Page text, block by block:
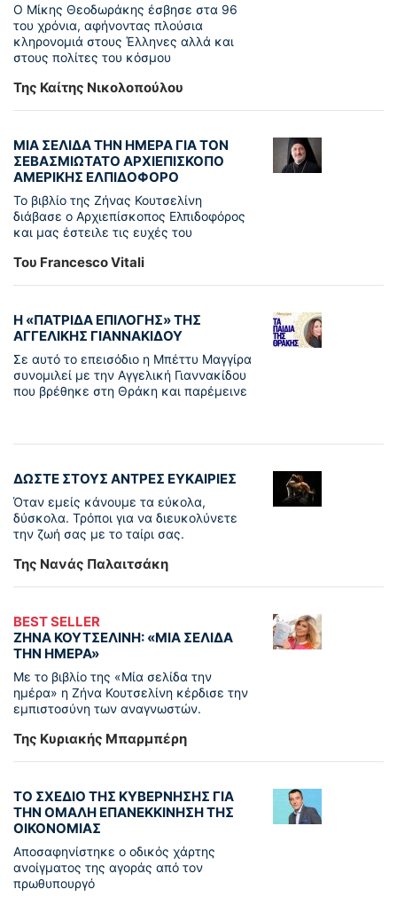
Ο Μίκης Θεοδωράκης έσβησε στα 96
του χρόνια, αφήνοντας πλούσια
κληρονομιά στους Έλληνες αλλά και
στους πολίτες του κόσμου
Της Καίτης Νικολοπούλου
ΜΙΑ ΣΕΛΙΔΑ ΤΗΝ ΗΜΕΡΑ ΓΙΑ ΤΟΝ
ΣΕΒΑΣΜΙΩΤΑΤΟ ΑΡΧΙΕΠΙΣΚΟΠΟ
ΑΜΕΡΙΚΗΣ ΕΛΠΙΔΟΦΟΡΟ
Το βιβλίο της Ζήνας Κουτσελίνη
διάβασε ο Αρχιεπίσκοπος Ελπιδοφόρος
και μας έστειλε τις ευχές του
Του Francesco Vitali
Η «ΠΑΤΡΊΔΑ ΕΠΙΛΟΓΉΣ» ΤΗΣ
ΑΓΓΕΛΙΚΉΣ ΓΙΑΝΝΑΚΊΔΟΥ
Σε αυτό το επεισόδιο η Μπέττυ Μαγγίρα
συνομιλεί με την Αγγελική Γιαννακίδου
που βρέθηκε στη Θράκη και παρέμεινε
ΔΩΣΤΕ ΣΤΟΥΣ ΑΝΤΡΕΣ ΕΥΚΑΙΡΙΕΣ
Όταν εμείς κάνουμε τα εύκολα,
δύσκολα. Τρόποι για να διευκολύνετε
την ζωή σας με το ταίρι σας.
Της Νανάς Παλαιτσάκη
BEST SELLER
ΖΗΝΑ ΚΟΥΤΣΕΛΙΝΗ: «ΜΙΑ ΣΕΛΙΔΑ
ΤΗΝ ΗΜΕΡΑ»
Με το βιβλίο της «Μία σελίδα την
ημέρα» η Ζήνα Κουτσελίνη κέρδισε την
εμπιστοσύνη των αναγνωστών.
Της Κυριακής Μπαρμπέρη
ΤΟ ΣΧΕΔΙΟ ΤΗΣ ΚΥΒΕΡΝΗΣΗΣ ΓΙΑ
ΤΗΝ ΟΜΑΛΗ ΕΠΑΝΕΚΚΙΝΗΣΗ ΤΗΣ
ΟΙΚΟΝΟΜΙΑΣ
Αποσαφηνίστηκε ο οδικός χάρτης
ανοίγματος της αγοράς από τον
πρωθυπουργό